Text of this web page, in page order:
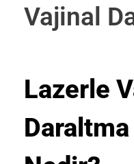
Vajinal
Lazerle